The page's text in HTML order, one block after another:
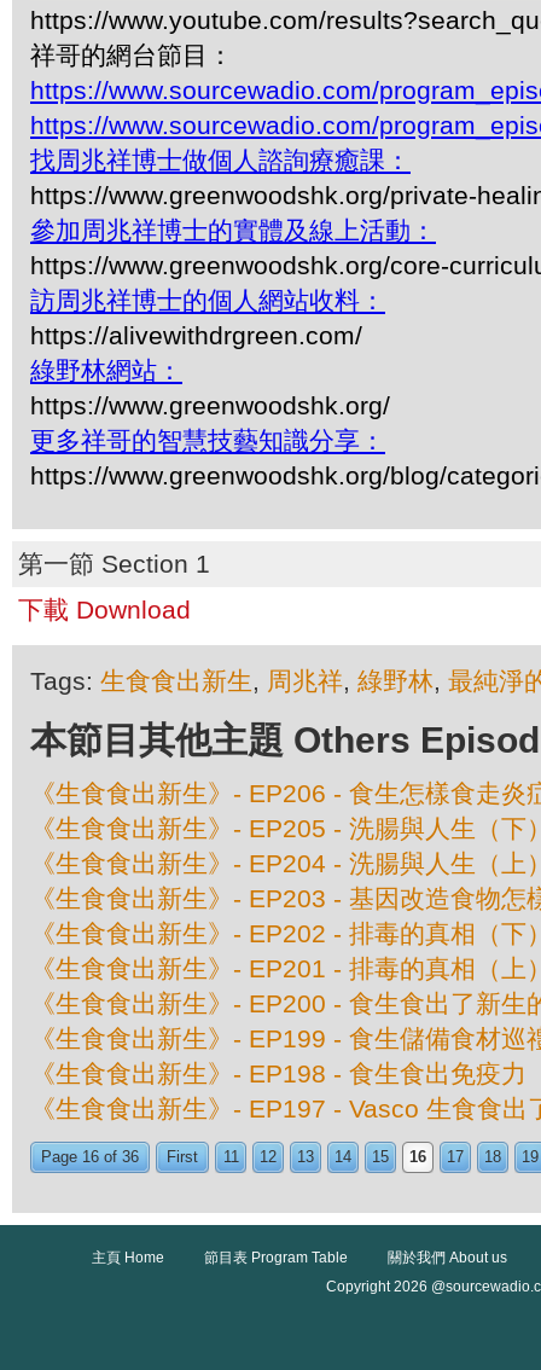
https://www.youtube.com/
祥哥的網台節目：
https://www.sourcewadio.com/
https://www.sourcewadio.com/
找周兆祥博士做個人諮詢療癒課：
https://www.greenwoodshk.org/private-
參加周兆祥博士的實體及線上活動：
https://www.greenwoodshk.org/core-
訪周兆祥博士的個人網站收料：
https://alivewithdrgreen.com/
綠野林網站：
https://www.greenwoodshk.org/
更多祥哥的智慧技藝知識分享：
https://www.greenwoodshk.org/blog/
第一節 Section 1
下載 Download
Tags: 生食食出新生, 周兆祥, 綠野林, 最純淨
本節目其他主題 Others
《生食食出新生》- EP206 - 食生怎樣食走炎
《生食食出新生》- EP205 - 洗腸與人生（下
《生食食出新生》- EP204 - 洗腸與人生（上
《生食食出新生》- EP203 - 基因改造食物怎
《生食食出新生》- EP202 - 排毒的真相（下
《生食食出新生》- EP201 - 排毒的真相（上
《生食食出新生》- EP200 - 食生食出了新生
《生食食出新生》- EP199 - 食生儲備食材巡
《生食食出新生》- EP198 - 食生食出免疫力
《生食食出新生》- EP197 - Vasco 生食食出
Page 16 of 36 First 11 12 13 14 15 16 17 18 19
主頁 Home 節目表 Program Table
關於我們 About us
Copyright 2026